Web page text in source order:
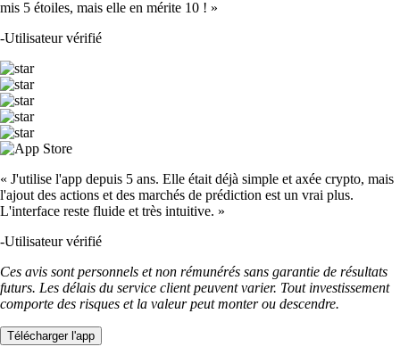
mis 5 étoiles, mais elle en mérite 10 ! »
-Utilisateur vérifié
« J'utilise l'app depuis 5 ans. Elle était déjà simple et axée crypto, mais
l'ajout des actions et des marchés de prédiction est un vrai plus.
L'interface reste fluide et très intuitive. »
-Utilisateur vérifié
Ces avis sont personnels et non rémunérés sans garantie de résultats
futurs. Les délais du service client peuvent varier. Tout investissement
comporte des risques et la valeur peut monter ou descendre.
Télécharger l'app